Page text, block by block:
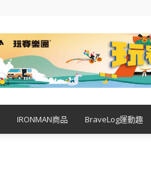
IRONMAN商品 BraveLog運動趣